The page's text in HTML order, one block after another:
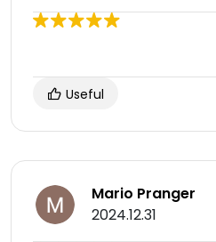
Useful
Mario Pranger
2024.12.31